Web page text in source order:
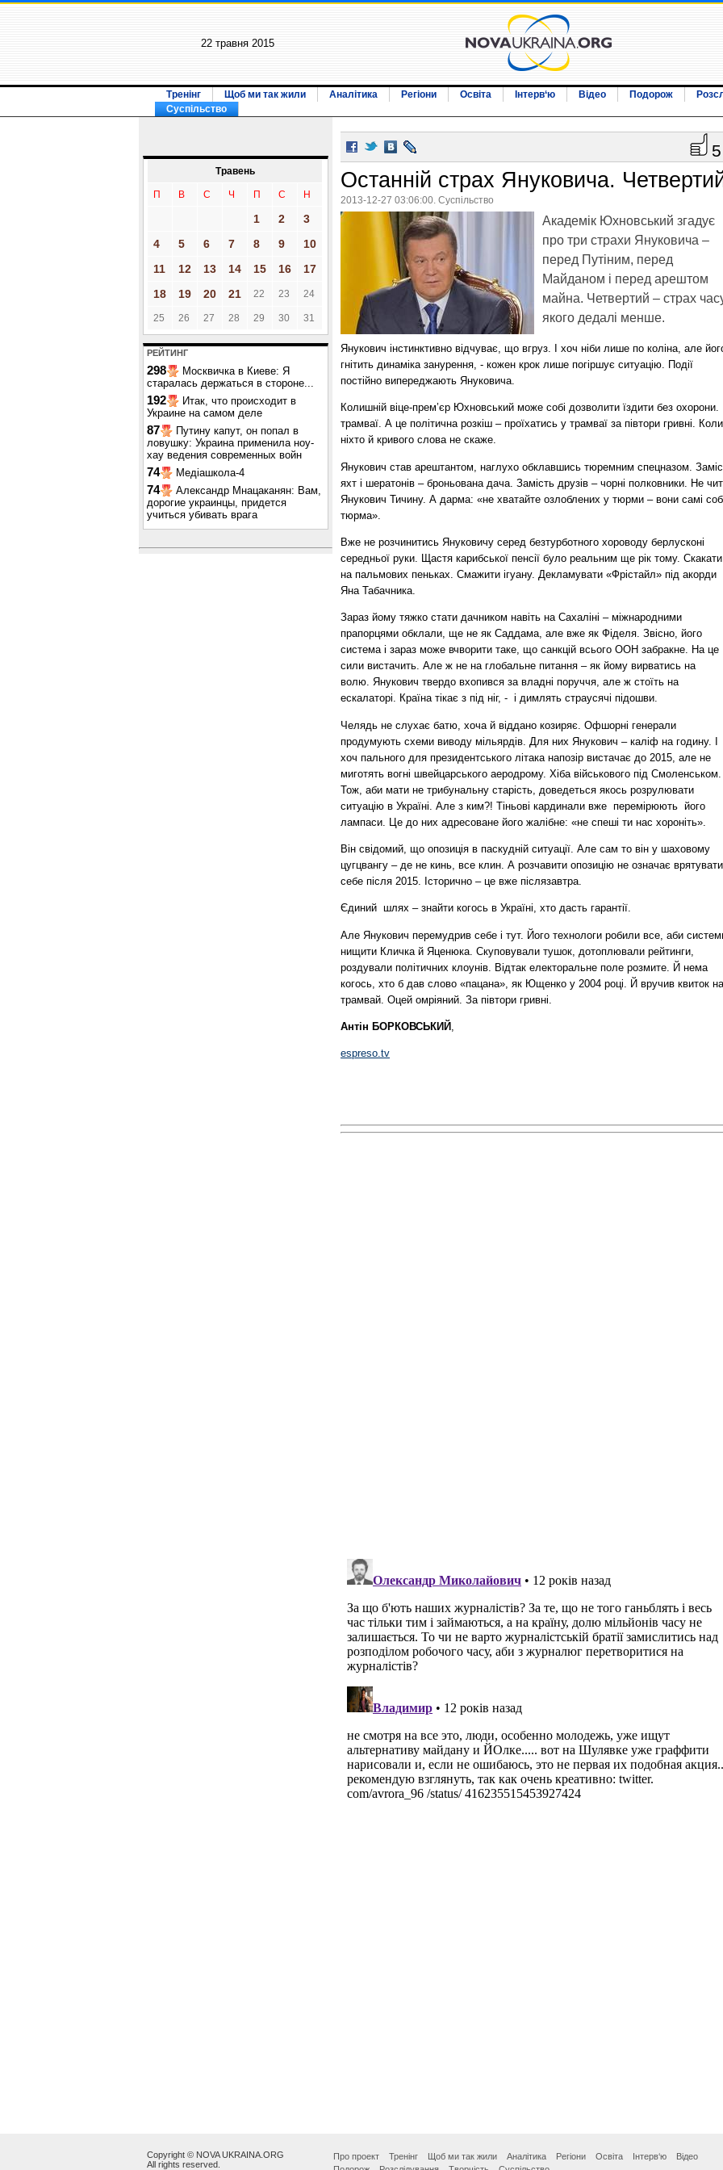
22 травня 2015
Тренінг Щоб ми так жили Аналітика Регіони Освіта Інтерв‘ю Відео Подорож
Суспільство
Травень
П В С Ч П С Н
1 2
3
4
5 6 7 8 9
10
11
12 13 14 15 16
17
18
19 20 21 22 23 24
25 26 27 28 29 30 31
РЕЙТИНГ
298
Москвичка в Киеве: Я
старалась держаться в стороне...
192
Итак, что происходит в
Украине на самом деле
87
Путину капут, он попал в
ловушку: Украина применила ноу-
хау ведения современных войн
74 Медіашкола-4
74
Александр Мнацаканян: Вам,
дорогие украинцы, придется
учиться убивать врага
5
Останній страх Януковича.
2013-12-27 03:06:00. Суспільство
Академік Юхновський згадує
про три страхи Януковича –
перед Путіним, перед
Майданом і перед арештом
майна. Четвертий – страх
якого дедалі менше.
Янукович інстинктивно відчуває, що вгруз. І хоч ніби лише по коліна, але
гнітить динаміка занурення, - кожен крок лише погіршує ситуацію. Події
постійно випереджають Януковича.
Колишній віце-прем’єр Юхновський може собі дозволити їздити без охорони.
трамваї. А це політична розкіш – проїхатись у трамваї за півтори гривні. Коли
ніхто й кривого слова не скаже.
Янукович став арештантом, наглухо обклавшись тюремним спецназом.
яхт і шератонів – броньована дача. Замість друзів – чорні полковники. Не
Янукович Тичину. А дарма: «не хватайте озлоблених у тюрми – вони самі
тюрма».
Вже не розчинитись Януковичу серед безтурботного хороводу берлусконі
середньої руки. Щастя карибської пенсії було реальним ще рік тому. Скакати
на пальмових пеньках. Смажити ігуану. Декламувати «Фрістайл» під акорди
Яна Табачника.
Зараз йому тяжко стати дачником навіть на Сахаліні – міжнародними
прапорцями обклали, ще не як Саддама, але вже як Фіделя. Звісно, його
система і зараз може вчворити таке, що санкцій всього ООН забракне. На це
сили вистачить. Але ж не на глобальне питання – як йому вирватись на
волю. Янукович твердо вхопився за владні поруччя, але ж стоїть на
ескалаторі. Країна тікає з під ніг, - і димлять страусячі підошви.
Челядь не слухає батю, хоча й віддано козиряє. Офшорні генерали
продумують схеми виводу мільярдів. Для них Янукович – каліф на годину. І
хоч пального для президентського літака напозір вистачає до 2015, але не
миготять вогні швейцарського аеродрому. Хіба військового під Смоленськом.
Тож, аби мати не трибунальну старість, доведеться якось розрулювати
ситуацію в Україні. Але з ким?! Тіньові кардинали вже перемірюють його
лампаси. Це до них адресоване його жалібне: «не спеші ти нас хороніть».
Він свідомий, що опозиція в паскудній ситуації. Але сам то він у шаховому
цугцвангу – де не кинь, все клин. А розчавити опозицію не означає врятувати
себе після 2015. Історично – це вже післязавтра.
Єдиний шлях – знайти когось в Україні, хто дасть гарантії.
Але Янукович перемудрив себе і тут. Його технологи робили все, аби
нищити Кличка й Яценюка. Скуповували тушок, дотоплювали рейтинги,
роздували політичних клоунів. Відтак електоральне поле розмите. Й нема
когось, хто б дав слово «пацана», як Ющенко у 2004 році. Й вручив квиток на
трамвай. Оцей омріяний. За півтори гривні.
Антін БОРКОВСЬКИЙ
espreso.tv
Copyright © NOVA UKRAINA.ORG
All rights reserved.
Про проект Тренінг Щоб ми так жили Аналітика Регіони Освіта Інтерв‘ю
Відео